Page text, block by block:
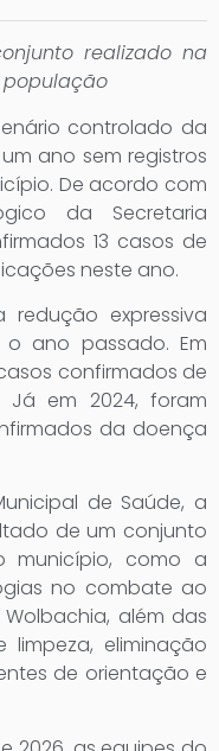
realizado na
controlado da
ano sem registros
De acordo com
da Secretaria
13 casos de
neste ano.
redução expressiva
ano passado. Em
confirmados de
em 2024, foram
da doença
de Saúde, a
de um conjunto
município, como a
no combate ao
além das
limpeza, eliminação
de orientação e